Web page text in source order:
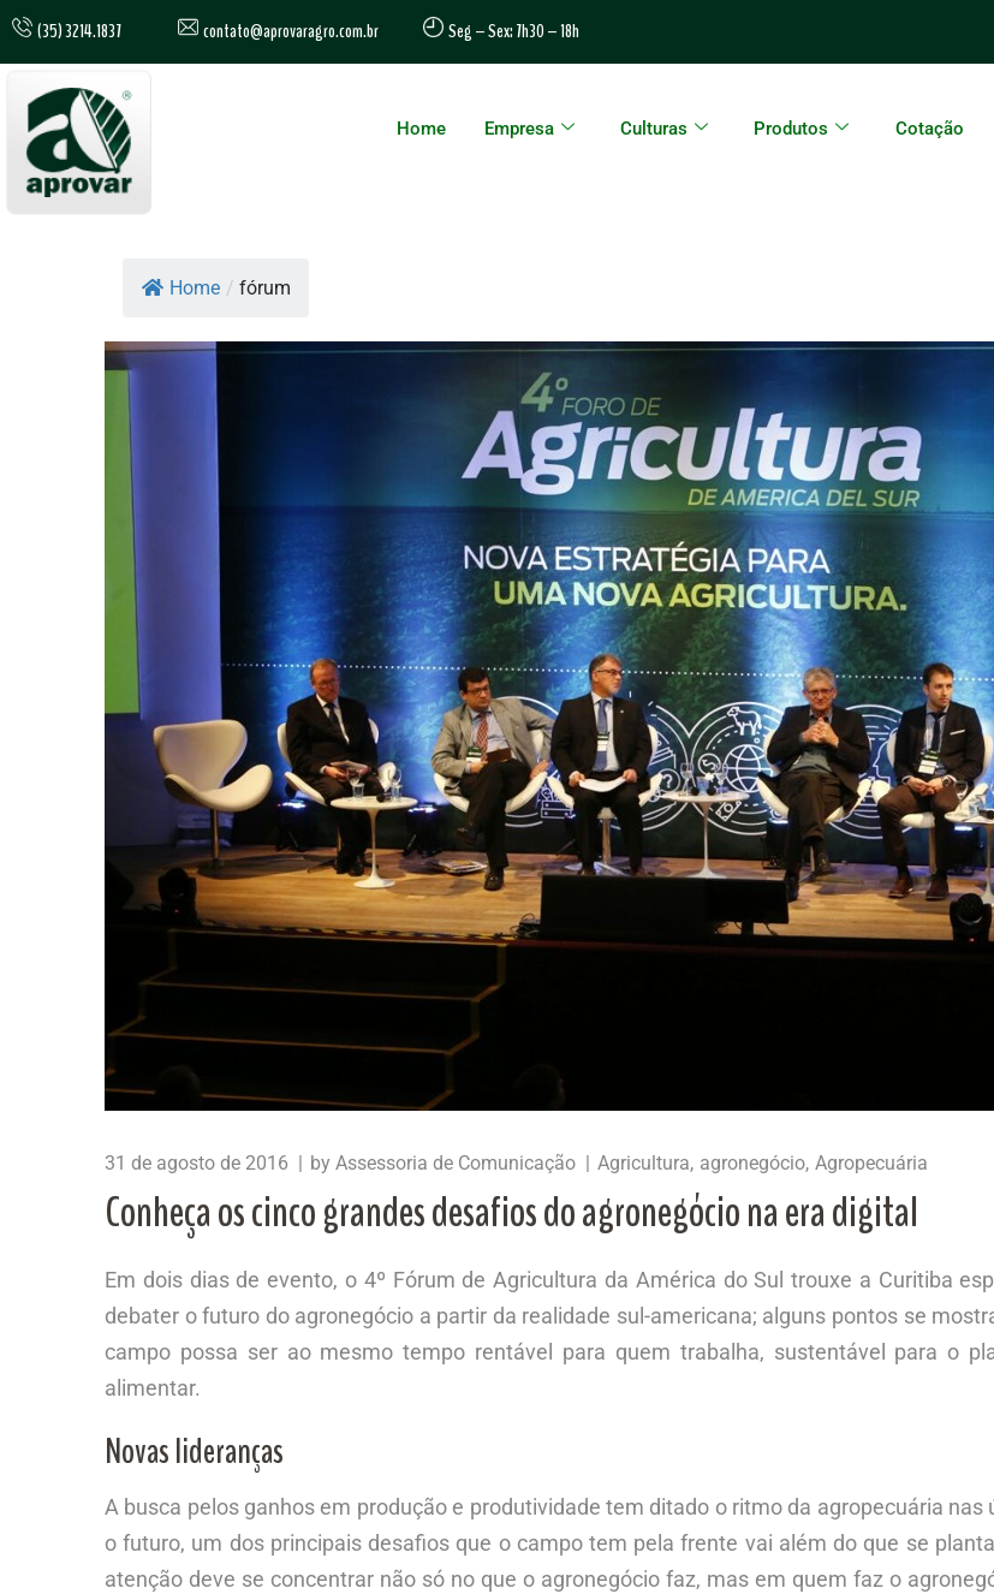
(35) 3214.1837 contato@aprovaragro.com.br Seg – Sex: 7h30 – 18h
Home Empresa Culturas Produtos Cotação
Home / fórum
31 de agosto de 2016 by Assessoria de Comunicação Agricultura agronegócio Agropecuária
Conheça os cinco grandes desafios do agronegócio na era digital
Em dois dias de evento, o 4º Fórum de Agricultura da América do Sul trouxe a Curitiba
debater o futuro do agronegócio a partir da realidade sul-americana; alguns pontos se
campo possa ser ao mesmo tempo rentável para quem trabalha, sustentável para o
alimentar.
Novas lideranças
A busca pelos ganhos em produção e produtividade tem ditado o ritmo da agropecuária
o futuro, um dos principais desafios que o campo tem pela frente vai além do que se
atenção deve se concentrar não só no que o agronegócio faz, mas em quem faz o